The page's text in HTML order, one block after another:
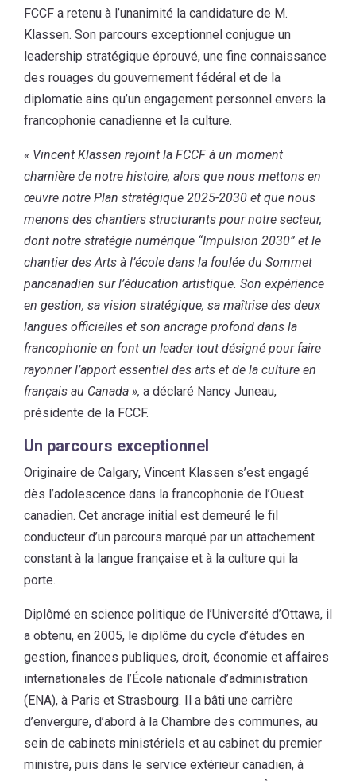
FCCF a retenu à l’unanimité la candidature de M.
Klassen. Son parcours exceptionnel conjugue un
leadership stratégique éprouvé, une fine connaissance
des rouages du gouvernement fédéral et de la
diplomatie ains qu’un engagement personnel envers la
francophonie canadienne et la culture.
« Vincent Klassen rejoint la FCCF à un moment
charnière de notre histoire, alors que nous mettons en
œuvre notre Plan stratégique 2025-2030 et que nous
menons des chantiers structurants pour notre secteur,
dont notre stratégie numérique “Impulsion 2030” et le
chantier des Arts à l’école dans la foulée du Sommet
pancanadien sur l’éducation artistique. Son expérience
en gestion, sa vision stratégique, sa maîtrise des deux
langues officielles et son ancrage profond dans la
francophonie en font un leader tout désigné pour faire
rayonner l’apport essentiel des arts et de la culture en
français au Canada », a déclaré Nancy Juneau,
présidente de la FCCF.
Un parcours exceptionnel
Originaire de Calgary, Vincent Klassen s’est engagé
dès l’adolescence dans la francophonie de l’Ouest
canadien. Cet ancrage initial est demeuré le fil
conducteur d’un parcours marqué par un attachement
constant à la langue française et à la culture qui la
porte.
Diplômé en science politique de l’Université d’Ottawa, il
a obtenu, en 2005, le diplôme du cycle d’études en
gestion, finances publiques, droit, économie et affaires
internationales de l’École nationale d’administration
(ENA), à Paris et Strasbourg. Il a bâti une carrière
d’envergure, d’abord à la Chambre des communes, au
sein de cabinets ministériels et au cabinet du premier
ministre, puis dans le service extérieur canadien, à